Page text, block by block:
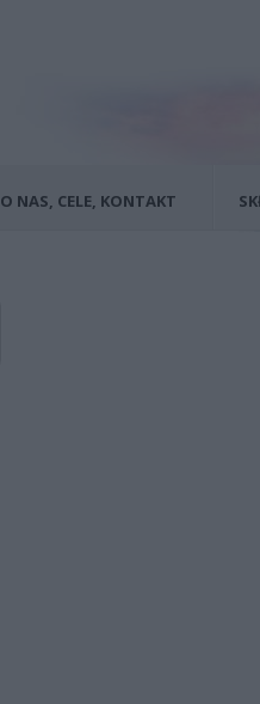
O NAS, CELE, KONTAKT